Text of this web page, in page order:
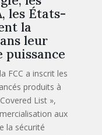
les États-
la
leur
puissance
FCC a inscrit les
produits à
List »,
aux
la sécurité